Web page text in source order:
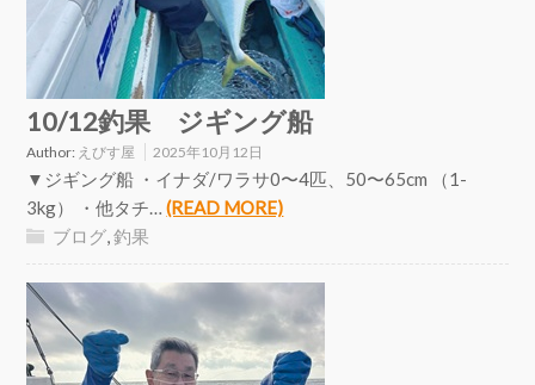
10/12釣果 ジギング船
Author: えびす屋 2025年10月12日
▼ジギング船 ・イナダ/ワラサ0〜4匹、50〜65cm （1-
3kg） ・他タチ…(READ MORE)
ブログ,釣果